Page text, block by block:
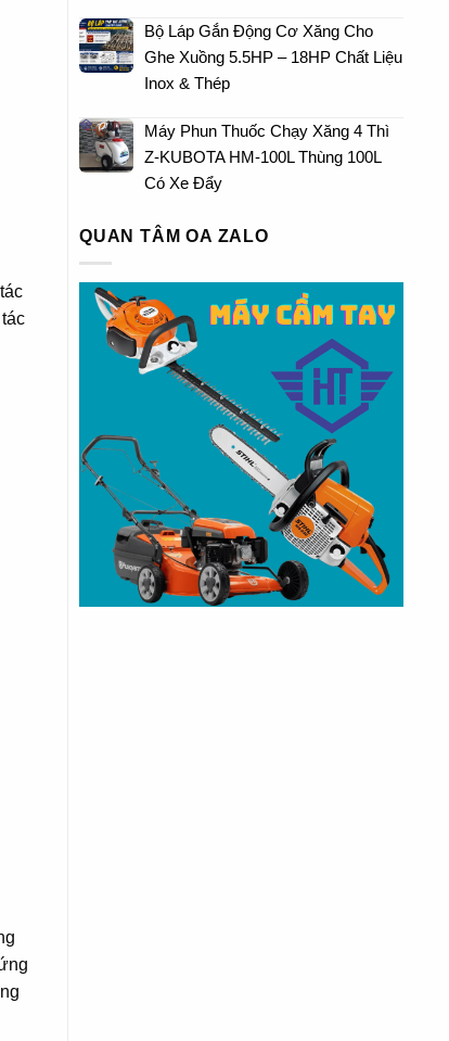
Bộ Láp Gắn Động Cơ Xăng Cho
Ghe Xuồng 5.5HP – 18HP Chất Liệu
Inox & Thép
Máy Phun Thuốc Chạy Xăng 4 Thì
Z-KUBOTA HM-100L Thùng 100L
Có Xe Đẩy
QUAN TÂM OA ZALO